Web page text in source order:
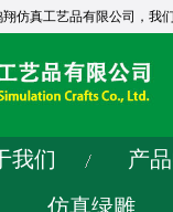
仿真工艺品有限公司，我
我们 产
仿真绿雕